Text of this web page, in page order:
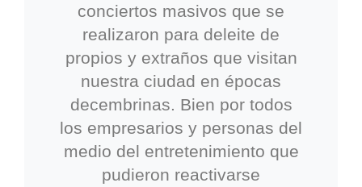
conciertos masivos que se
realizaron para deleite de
propios y extraños que visitan
nuestra ciudad en épocas
decembrinas. Bien por todos
los empresarios y personas del
medio del entretenimiento que
pudieron reactivarse